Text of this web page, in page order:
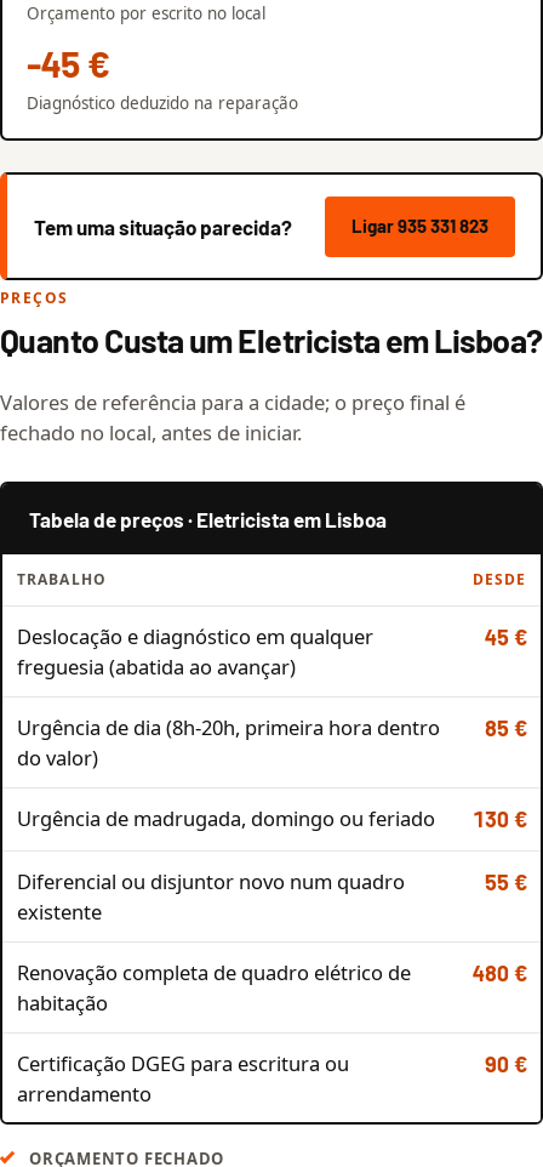
Orçamento por escrito no local
-45 €
Diagnóstico deduzido na reparação
Tem uma situação parecida? Ligar 935 331 823
PREÇOS
Quanto Custa um Eletricista em Lisboa?
Valores de referência para a cidade; o preço final é
fechado no local, antes de iniciar.
Tabela de preços · Eletricista em Lisboa
TRABALHO DESDE
Deslocação e diagnóstico em qualquer
freguesia (abatida ao avançar)
45 €
Urgência de dia (8h-20h, primeira hora dentro
do valor)
85 €
Urgência de madrugada, domingo ou feriado 130 €
Diferencial ou disjuntor novo num quadro
existente
55 €
Renovação completa de quadro elétrico de
habitação
480 €
Certificação DGEG para escritura ou
arrendamento
90 €
ORÇAMENTO FECHADO